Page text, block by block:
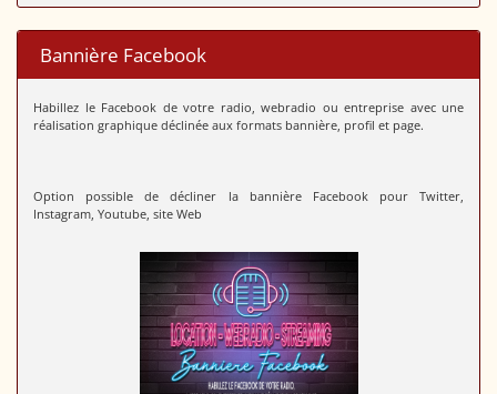
Bannière Facebook
Habillez le Facebook de votre radio, webradio ou entreprise avec une
réalisation graphique déclinée aux formats bannière, profil et page.
Option possible de décliner la bannière Facebook pour Twitter,
Instagram, Youtube, site Web